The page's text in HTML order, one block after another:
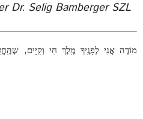
Dr. Selig Bamberger SZL
מוֹדֶה אֲנִי לְפָנֶֽיךָ מֶֽלֶךְ חַי וְקַיָּים,